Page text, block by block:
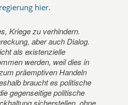
hier.
Kriege zu verhindern.
aber auch Dialog.
als existenzielle
werden, weil dies in
präemptiven Handeln
braucht es politische
gegenseitige politische
sicherstellen, ohne